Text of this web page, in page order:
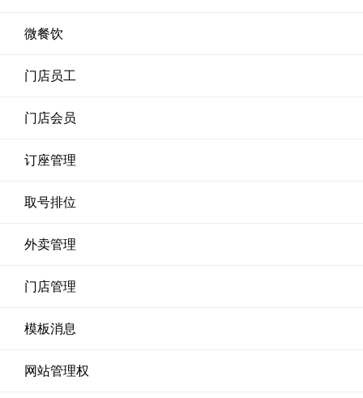
微餐饮
门店员工
门店会员
订座管理
取号排位
外卖管理
门店管理
模板消息
网站管理权